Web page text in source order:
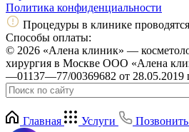
Политика конфиденциальности
Процедуры в клинике
Способы оплаты:
© 2026 «Алена клиник» —
хирургия в Москве ООО «Алена
—01137—77/00369682 от 28.05.2019
Главная Услуги Позвонить